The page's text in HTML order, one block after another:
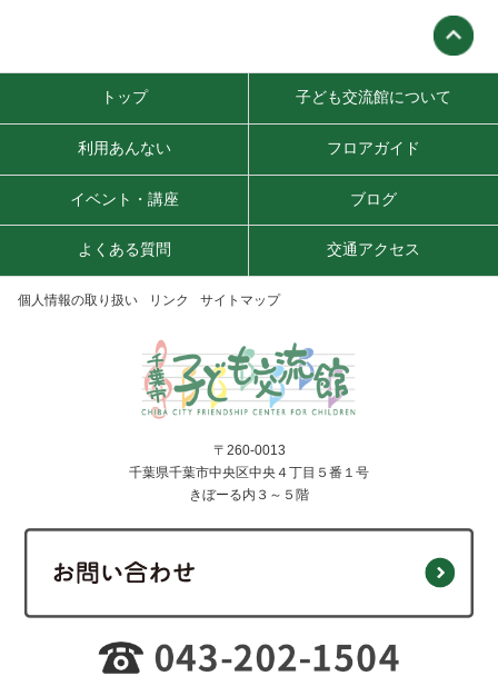
トップ 子ども交流館について
利用あんない フロアガイド
イベント・講座 ブログ
よくある質問 交通アクセス
個人情報の取り扱い リンク サイトマップ
〒260-0013
千葉県千葉市中央区中央４丁目５番１号
きぼーる内３～５階